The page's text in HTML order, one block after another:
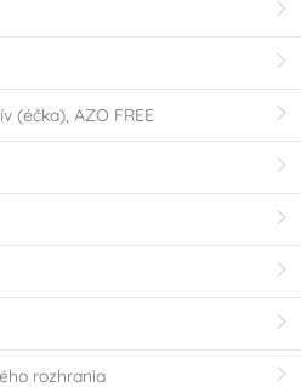
(éčka), AZO FREE
rozhrania